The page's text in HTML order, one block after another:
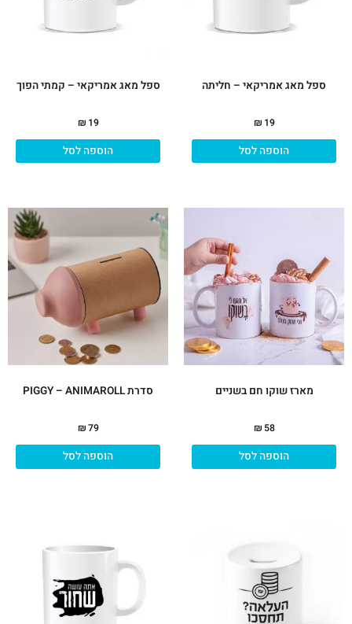
ספל מאג אמריקאי – חליתה
₪ 19
הוספה לסל
ספל מאג אמריקאי – קמתי הפוך
₪ 19
הוספה לסל
מארז שוקו חם בשניים
₪ 58
הוספה לסל
סדרת PIGGY – ANIMAROLL
₪79
הוספה לסל